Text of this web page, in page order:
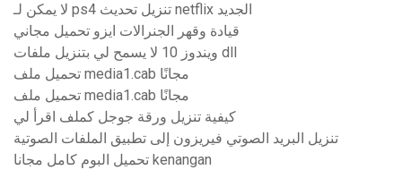
لا يمكن لـ ps4 تنزيل تحديث netflix الجديد
قيادة وقهر الجنرالات ايزو تحميل مجاني
ويندوز 10 لا يسمح لي بتنزيل ملفات dll
تحميل ملف media1.cab مجانًا
تحميل ملف media1.cab مجانًا
كيفية تنزيل ورقة جوجل كملف اقرأ لي
تنزيل البريد الصوتي فيريزون إلى تطبيق الملفات الصوتية
تحميل البوم كامل مجانا kenangan